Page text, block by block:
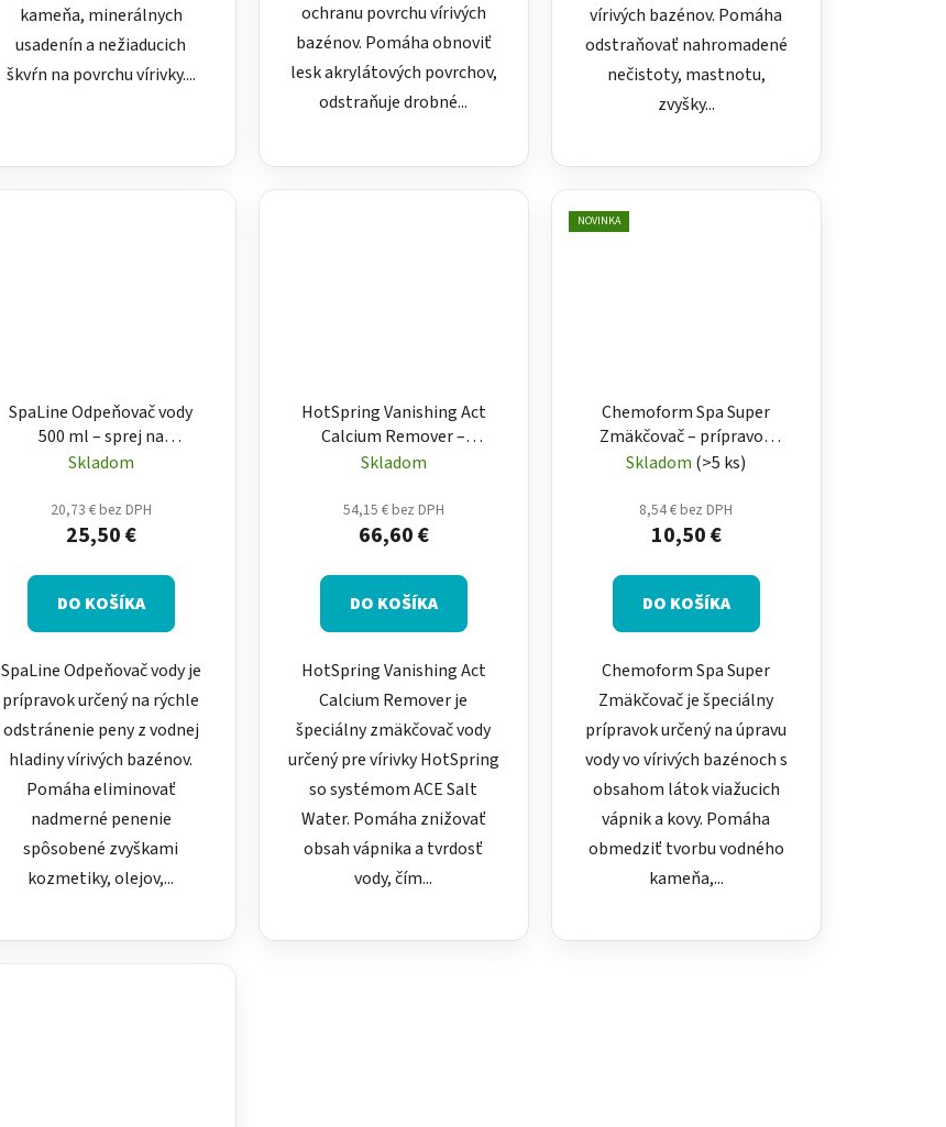
kameňa, minerálnych
usadenín a nežiaducich
škvŕn na povrchu vírivky....
ochranu povrchu vírivých
bazénov. Pomáha obnoviť
lesk akrylátových povrchov,
odstraňuje drobné...
vírivých bazénov. Pomáha
odstraňovať nahromadené
nečistoty, mastnotu,
zvyšky...
SpaLine Odpeňovač vody
500 ml – sprej na
odstránenie peny vo
Skladom
20,73 € bez DPH
25,50 €
DO KOŠÍKA
SpaLine Odpeňovač vody je
prípravok určený na rýchle
odstránenie peny z vodnej
hladiny vírivých bazénov.
Pomáha eliminovať
nadmerné penenie
spôsobené zvyškami
kozmetiky, olejov,...
HotSpring Vanishing Act
Calcium Remover –
zmäkčovač vody pre ACE
Skladom
54,15 € bez DPH
66,60 €
DO KOŠÍKA
HotSpring Vanishing Act
Calcium Remover je
špeciálny zmäkčovač vody
určený pre vírivky HotSpring
so systémom ACE Salt
Water. Pomáha znižovať
obsah vápnika a tvrdosť
vody, čím...
NOVINKA
Chemoform Spa Super
Zmäkčovač – prípravok
proti vodnému kameňu a
Skladom (>5 ks)
8,54 € bez DPH
10,50 €
DO KOŠÍKA
Chemoform Spa Super
Zmäkčovač je špeciálny
prípravok určený na úpravu
vody vo vírivých bazénoch s
obsahom látok viažucich
vápnik a kovy. Pomáha
obmedziť tvorbu vodného
kameňa,...